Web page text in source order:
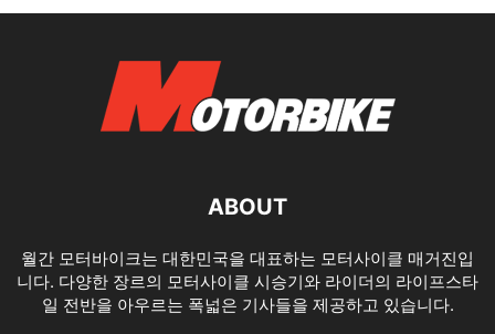
ABOUT
월간 모터바이크는 대한민국을 대표하는 모터사이클 매거진입
니다. 다양한 장르의 모터사이클 시승기와 라이더의 라이프스타
일 전반을 아우르는 폭넓은 기사들을 제공하고 있습니다.